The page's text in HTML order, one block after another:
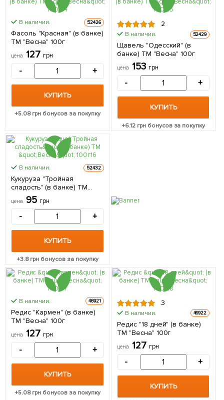
В наличии. 52426
Фасоль "Красная" (в банке)
ТМ "Весна" 100г
цена 127 грн
- +
КУПИТЬ
+5.08грн бонусов за покупку
2
В наличии. 52429
Щавель "Одесский" (в
банке) ТМ "Весна" 100г
цена 153 грн
- +
КУПИТЬ
+6.12грн бонусов за покупку
В наличии. 52432
Кукуруза "Тройная
сладость" (в банке) ТМ
"Весна" 100г
цена 95 грн
- +
КУПИТЬ
+3.8грн бонусов за покупку
В наличии. 46921
Редис "Кармен" (в банке)
ТМ "Весна" 100г
цена 127 грн
- +
КУПИТЬ
+5.08грн бонусов за покупку
3
В наличии. 46922
Редис "18 дней" (в банке)
ТМ "Весна" 100г
цена 127 грн
- +
КУПИТЬ